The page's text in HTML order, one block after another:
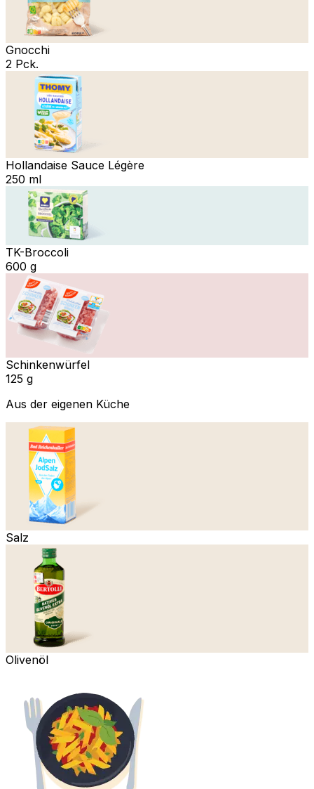
Gnocchi
2 Pck.
Hollandaise Sauce Légère
250 ml
TK-Broccoli
600 g
Schinkenwürfel
125 g
Aus der eigenen Küche
Salz
Olivenöl